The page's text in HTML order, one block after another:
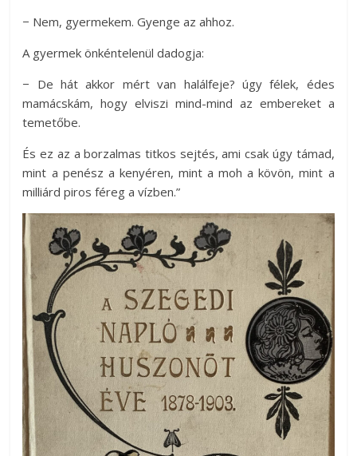
− Nem, gyermekem. Gyenge az ahhoz.
A gyermek önkéntelenül dadogja:
− De hát akkor mért van halálfeje? úgy félek, édes
mamácskám, hogy elviszi mind-mind az embereket a
temetőbe.
És ez az a borzalmas titkos sejtés, ami csak úgy támad,
mint a penész a kenyéren, mint a moh a kövön, mint a
milliárd piros féreg a vízben.”